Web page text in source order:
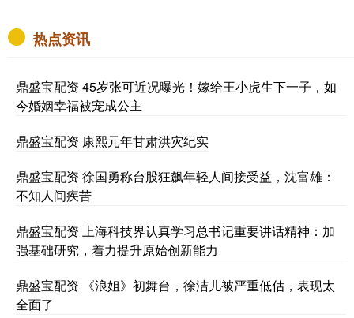
热点资讯
鼎盛宝配资 45岁张可近况曝光！嫁给王小虎生下一子，如
今婚姻幸福被宠成公主
鼎盛宝配资 康熙元年甘肃洪灾纪实
鼎盛宝配资 徐国勇称台股狂飙年轻人间接受益，沈富雄：
不知人间疾苦
鼎盛宝配资 上海科技界认真学习总书记重要讲话精神：加
强基础研究，着力提升原始创新能力
鼎盛宝配资 《浪姐》初舞台，徐洁儿被严重低估，表现太
全面了